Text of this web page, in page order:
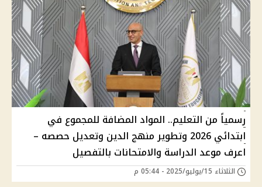
رسمياً من التعليم.. المواد المضافة للمجموع في
ابتدائي 2026 وتطوير منهج الدين وتعديل حصصه –
اعرف موعد الدراسة والامتحانات بالتفصيل
الثلاثاء 15/يوليو/2025 - 05:44 م